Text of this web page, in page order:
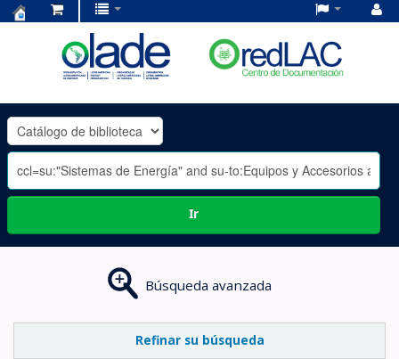
OLADE
-
Ir
Búsqueda avanzada
Refinar su búsqueda